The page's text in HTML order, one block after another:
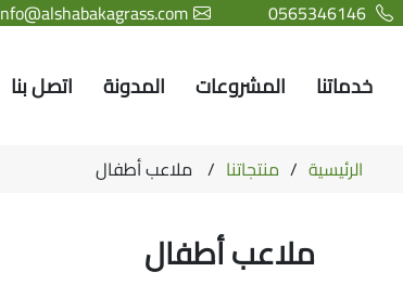
0565346146
خدماتنا المشروعات المدونة اتصل بنا
الرئيسية منتجاتنا ملاعب أطفال
ملاعب أطفال